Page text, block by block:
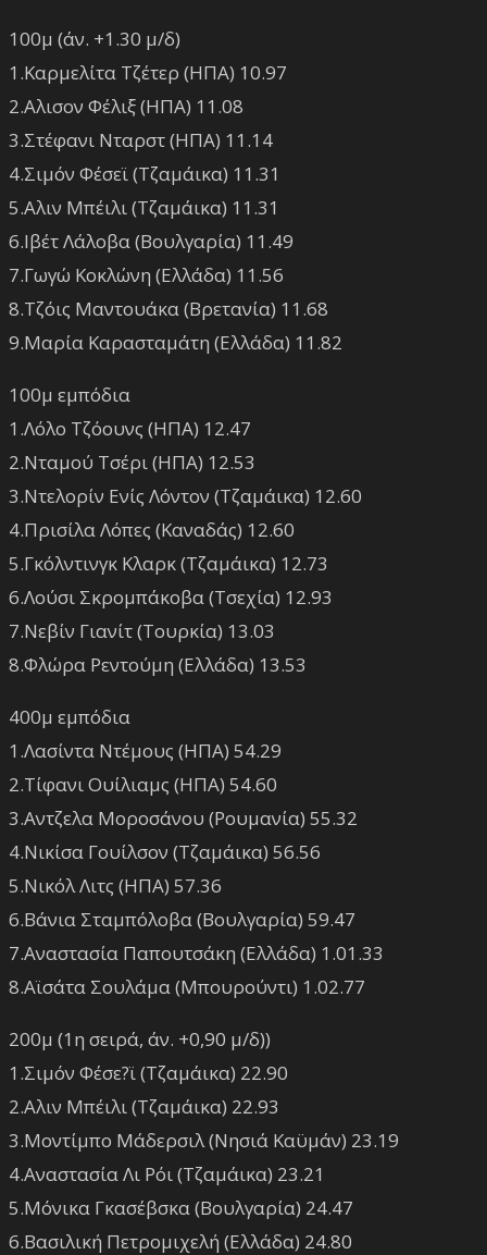
100μ (άν. +1.30 μ/δ)
1.Καρμελίτα Τζέτερ (ΗΠΑ) 10.97
2.Αλισον Φέλιξ (ΗΠΑ) 11.08
3.Στέφανι Νταρστ (ΗΠΑ) 11.14
4.Σιμόν Φέσεϊ (Τζαμάικα) 11.31
5.Αλιν Μπέιλι (Τζαμάικα) 11.31
6.Ιβέτ Λάλοβα (Βουλγαρία) 11.49
7.Γωγώ Κοκλώνη (Ελλάδα) 11.56
8.Τζόις Μαντουάκα (Βρετανία) 11.68
9.Μαρία Καρασταμάτη (Ελλάδα) 11.82
100μ εμπόδια
1.Λόλο Τζόουνς (ΗΠΑ) 12.47
2.Νταμού Τσέρι (ΗΠΑ) 12.53
3.Ντελορίν Ενίς Λόντον (Τζαμάικα) 12.60
4.Πρισίλα Λόπες (Καναδάς) 12.60
5.Γκόλντινγκ Κλαρκ (Τζαμάικα) 12.73
6.Λούσι Σκρομπάκοβα (Τσεχία) 12.93
7.Νεβίν Γιανίτ (Τουρκία) 13.03
8.Φλώρα Ρεντούμη (Ελλάδα) 13.53
400μ εμπόδια
1.Λασίντα Ντέμους (ΗΠΑ) 54.29
2.Τίφανι Ουίλιαμς (ΗΠΑ) 54.60
3.Αντζελα Μοροσάνου (Ρουμανία) 55.32
4.Νικίσα Γουίλσον (Τζαμάικα) 56.56
5.Νικόλ Λιτς (ΗΠΑ) 57.36
6.Βάνια Σταμπόλοβα (Βουλγαρία) 59.47
7.Αναστασία Παπουτσάκη (Ελλάδα) 1.01.33
8.Αϊσάτα Σουλάμα (Μπουρούντι) 1.02.77
200μ (1η σειρά, άν. +0,90 μ/δ))
1.Σιμόν Φέσε?ϊ (Τζαμάικα) 22.90
2.Αλιν Μπέιλι (Τζαμάικα) 22.93
3.Μοντίμπο Μάδερσιλ (Νησιά Καϋμάν) 23.19
4.Αναστασία Λι Ρόι (Τζαμάικα) 23.21
5.Μόνικα Γκασέβσκα (Βουλγαρία) 24.47
6.Βασιλική Πετρομιχελή (Ελλάδα) 24.80